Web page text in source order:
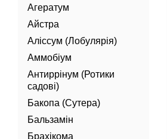
Агератум
Айстра
Аліссум (Лобулярія)
Аммобіум
Антиррінум (Ротики
садові)
Бакопа (Сутера)
Бальзамін
Брахікома